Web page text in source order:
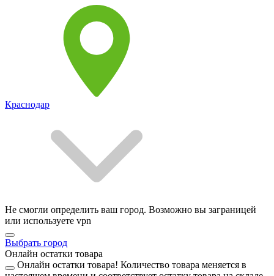
Краснодар
Не смогли определить ваш город. Возможно вы заграницей
или используете vpn
Выбрать город
Онлайн остатки товара
Онлайн остатки товара! Количество товара меняется в